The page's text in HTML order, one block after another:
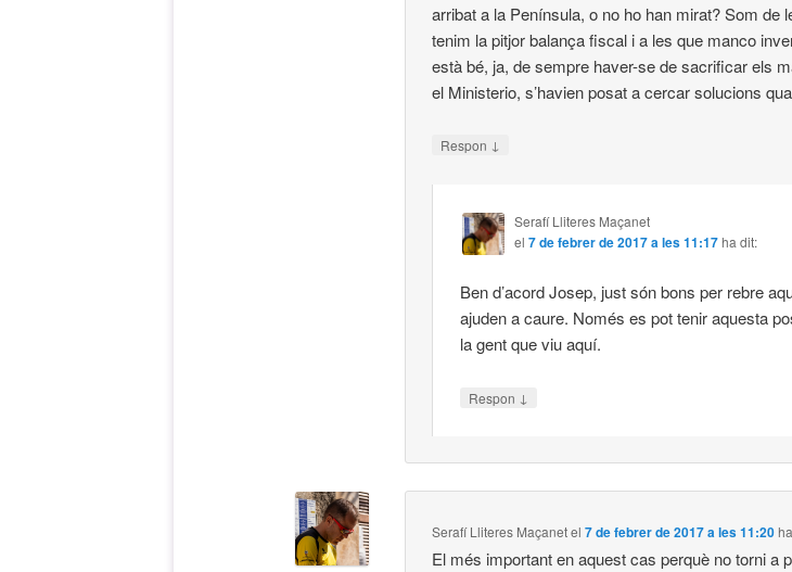
arribat a la Península, o no ho han mirat? Som de
tenim la pitjor balança fiscal i a les que manco
està bé, ja, de sempre haver-se de sacrificar els
el Ministerio, s’havien posat a cercar solucions
Respon ↓
Serafí Lliteres Maçanet
el 7 de febrer de 2017 a les 11:17 ha dit:
Ben d’acord Josep, just són bons per rebre
ajuden a caure. Només es pot tenir aquesta
la gent que viu aquí.
Respon ↓
Serafí Lliteres Maçanetel7 de febrer de 2017 a les 11:20
El més important en aquest cas perquè no torni a